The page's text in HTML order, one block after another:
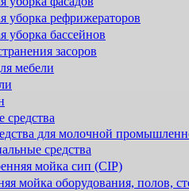
уборка рефрижераторов
уборка бассейнов
засоров
мебели
для молочной
средства
мойка сип (CIP)
мойка оборудования, полов,